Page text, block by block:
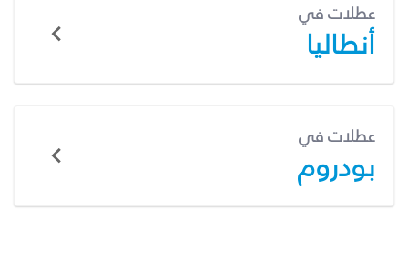
عطلات في
أنطاليا
عطلات في
بودروم